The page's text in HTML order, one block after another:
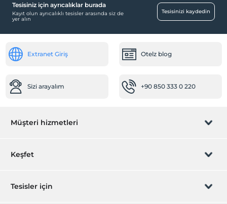
Tesisiniz için ayrıcalıklar burada
Kayıt olun ayrıcalıklı tesisler arasında siz de
yer alın
Tesisinizi kaydedin
Extranet Giriş Otelz blog
Sizi arayalım +90 850 333 0 220
Müşteri hizmetleri
Rezervasyon yönet
Keşfet
Hediye Kart
Tesisler için